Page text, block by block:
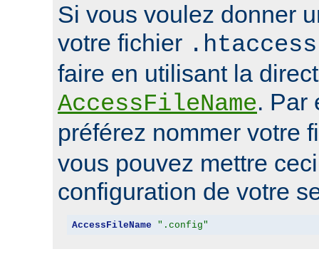
Si vous voulez donner
votre fichier .htaccess
faire en utilisant la
AccessFileName. Par
préférez nommer votre
vous pouvez mettre
configuration de votre
AccessFileName ".config"